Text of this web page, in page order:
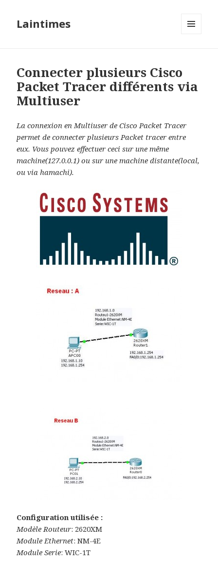
Laintimes
Connecter plusieurs Cisco
Packet Tracer différents via
Multiuser
La connexion en Multiuser de Cisco Packet Tracer
permet de connecter plusieurs Packet tracer entre
eux. Vous pouvez effectuer ceci sur une même
machine(127.0.0.1) ou sur une machine distante(local,
ou via hamachi).
Configuration utilisée :
Modèle Routeur: 2620XM
Module Ethernet: NM-4E
Module Serie: WIC-1T